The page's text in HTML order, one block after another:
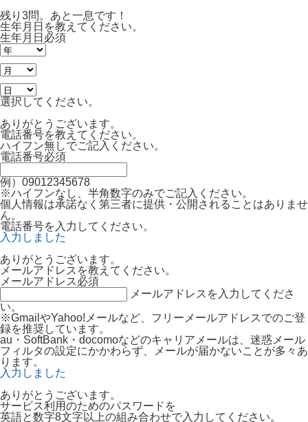
残り3問。あと一息です！
生年月日を教えてください。
生年月日 必須
選択してください。
ありがとうございます。
電話番号を教えてください。
ハイフン無しでご記入ください。
電話番号必須
例）09012345678
※ハイフンなし、半角数字のみでご記入ください。
個人情報は承諾なく第三者に提供・公開されることはありませ
ん。
電話番号を入力してください。
入力しました
ありがとうございます。
メールアドレスを教えてください。
メールアドレス必須
メールアドレスを入力してくださ
い。
※GmailやYahoo!メールなど、フリーメールアドレスでのご登
録を推奨しています。
au・SoftBank・docomoなどのキャリアメールは、迷惑メール
フィルタの設定にかかわらず、メールが届かないことが多々あ
ります。
入力しました
ありがとうございます。
サービス利用のためのパスワードを
英語と数字8文字以上の組み合わせで入力してください。